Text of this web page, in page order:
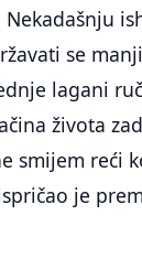
se
lagani
života
smijem reći
je